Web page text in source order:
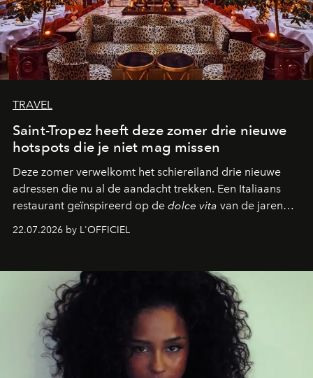
TRAVEL
Saint-Tropez heeft deze zomer drie nieuwe
hotspots die je niet mag missen
Deze zomer verwelkomt het schiereiland drie nieuwe
adressen die nu al de aandacht trekken. Een Italiaans
restaurant geïnspireerd op de dolce vita van de jaren
zestig, een Japanse hotspot die na zonsondergang
verandert in een bruisende ontmoetingsplek en de
neerstrijkt in Saint-Tropez. Dit zijn de nieuwe adressen
die deze zomer de toon zetten, van lange lunches tot
zwoele nachten.
22.07.2026 by L'OFFICIEL